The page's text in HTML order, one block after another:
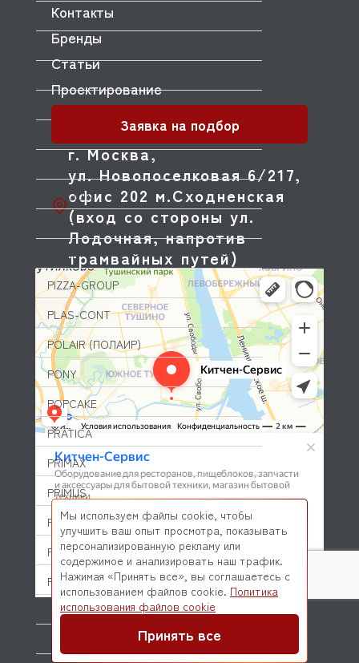
OZTIRYAKILER
P.L. Proff Cuisine
PACOJET
PANERO
PASQUINI
PAVONI
PIRON
PIZZA-GROUP
PLAS-CONT
POLAIR (ПОЛАИР)
PONY
POPCAKE
PRATICA
PRIMAX
PRIMUS
PRISMAFOOD
PROBAR
PRODIGY
PROFESSIONAL SPARES
г. Москва,
ул. Новопоселковая 6/217,
офис 202 м.Сходненская
(вход со стороны ул.
Лодочная, напротив
трамвайных путей)
Контакты
Бренды
Статьи
Проектирование
Заявка на подбор
© 2026 Kitchen-Service.com Интернет-магазин запчастей
и оборудования профессиональной кухни
Мы используем файлы cookie, чтобы
улучшить ваш опыт просмотра, показывать
персонализированную рекламу или
содержимое и анализировать наш трафик.
Нажимая «Принять все», вы соглашаетесь с
использованием файлов cookie. Политика
использования файлов cookie
Принять все